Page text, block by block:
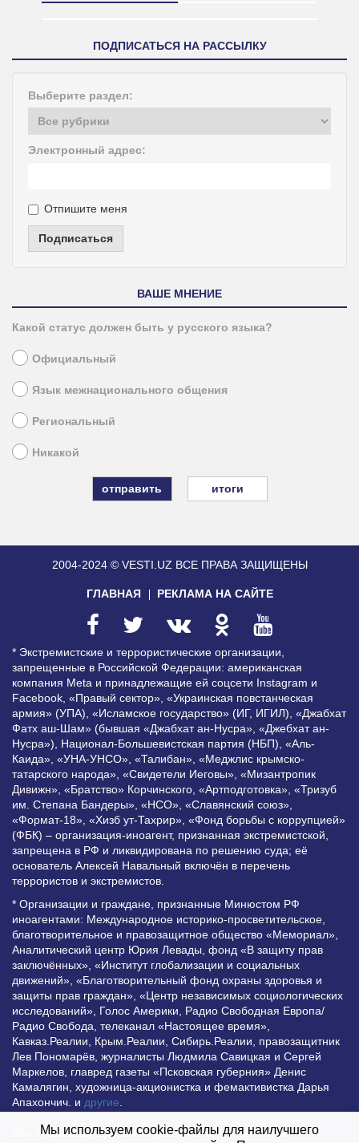
ПОДПИСАТЬСЯ НА РАССЫЛКУ
Выберите раздел:
Электронный адрес:
Отпишите меня
Подписаться
ВАШЕ МНЕНИЕ
Какой статус должен быть у русского языка?
Официальный
Язык межнационального общения
Региональный
Никакой
итоги
2004-2024 © VESTI.UZ ВСЕ ПРАВА ЗАЩИЩЕНЫ
ГЛАВНАЯ РЕКЛАМА НА САЙТЕ
* Экстремистские и террористические организации,
запрещенные в Российской Федерации: американская
компания Meta и принадлежащие ей соцсети Instagram и
Facebook, «Правый сектор», «Украинская повстанческая
армия» (УПА), «Исламское государство» (ИГ, ИГИЛ), «Джабхат
Фатх аш-Шам» (бывшая «Джабхат ан-Нусра», «Джебхат ан-
Нусра»), Национал-Большевистская партия (НБП), «Аль-
Каида», «УНА-УНСО», «Талибан», «Меджлис крымско-
татарского народа», «Свидетели Иеговы», «Мизантропик
Дивижн», «Братство» Корчинского, «Артподготовка», «Тризуб
им. Степана Бандеры», «НСО», «Славянский союз»,
«Формат-18», «Хизб ут-Тахрир», «Фонд борьбы с коррупцией»
(ФБК) – организация-иноагент, признанная экстремистской,
запрещена в РФ и ликвидирована по решению суда; её
основатель Алексей Навальный включён в перечень
террористов и экстремистов.
* Организации и граждане, признанные Минюстом РФ
иноагентами: Международное историко-просветительское,
благотворительное и правозащитное общество «Мемориал»,
Аналитический центр Юрия Левады, фонд «В защиту прав
заключённых», «Институт глобализации и социальных
движений», «Благотворительный фонд охраны здоровья и
защиты прав граждан», «Центр независимых социологических
исследований», Голос Америки, Радио Свободная Европа/
Радио Свобода, телеканал «Настоящее время»,
Кавказ.Реалии, Крым.Реалии, Сибирь.Реалии, правозащитник
Лев Пономарёв, журналисты Людмила Савицкая и Сергей
Маркелов, главред газеты «Псковская губерния» Денис
Камалягин, художница-акционистка и фемактивистка Дарья
Апахончич. и другие
Все права защищены и охраняются законом. Любое
Мы используем cookie-файлы для наилучшего